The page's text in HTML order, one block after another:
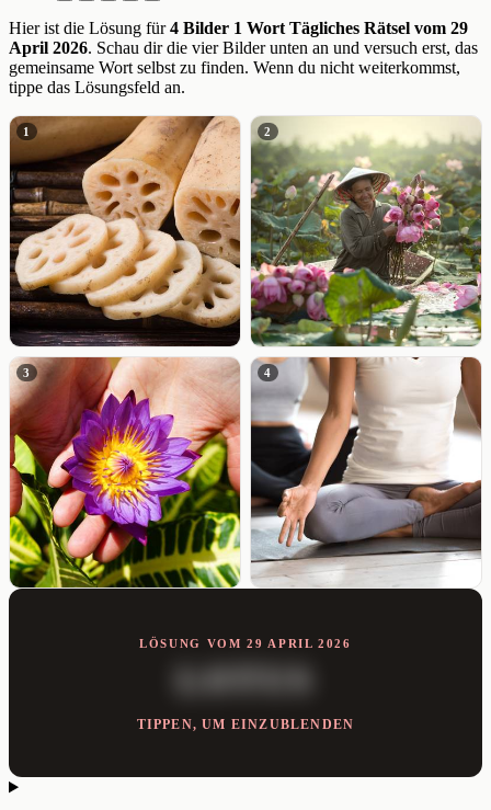
Hier ist die Lösung für4 Bilder 1 Wort Tägliches Rätsel vom 29
April 2026. Schau dir die vier Bilder unten an und versuch erst, das
gemeinsame Wort selbst zu finden. Wenn du nicht weiterkommst,
tippe das Lösungsfeld an.
1 2
3 4
LÖSUNG VOM 29 APRIL 2026
LOTUS
TIPPEN, UM EINZUBLENDEN